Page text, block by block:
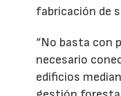
fabricación de
“No basta con
necesario
edificios